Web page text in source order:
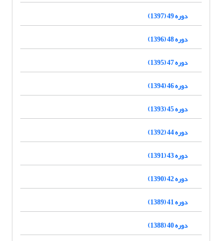
دوره 49 (1397)
دوره 48 (1396)
دوره 47 (1395)
دوره 46 (1394)
دوره 45 (1393)
دوره 44 (1392)
دوره 43 (1391)
دوره 42 (1390)
دوره 41 (1389)
دوره 40 (1388)